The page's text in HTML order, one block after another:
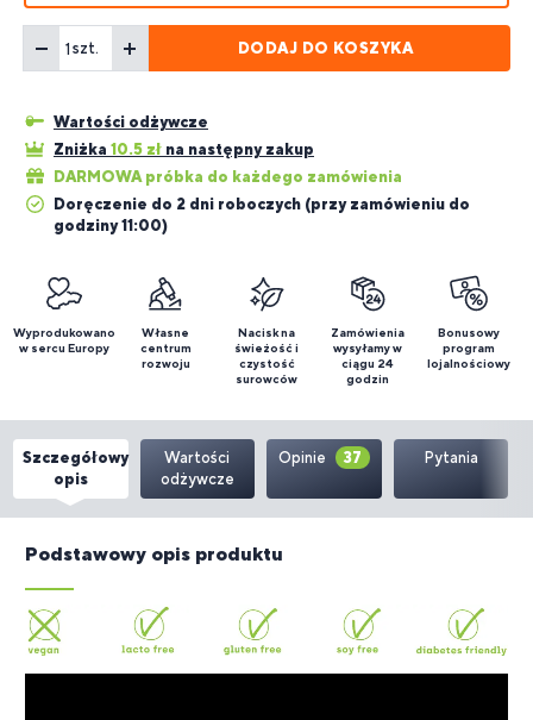
szt. DODAJ DO KOSZYKA
Wartości odżywcze
Zniżka 10.5 zł na następny zakup
DARMOWA próbka do każdego zamówienia
Doręczenie do 2 dni roboczych (przy zamówieniu do
godziny 11:00)
Wyprodukowano
w sercu Europy
Własne
centrum
rozwoju
Nacisk na
świeżość i
czystość
surowców
Zamówienia
wysyłamy w
ciągu 24
godzin
Bonusowy
program
lojalnościowy
Szczegółowy
opis
Wartości
odżywcze
Opinie 37 Pytania
Podstawowy opis produktu